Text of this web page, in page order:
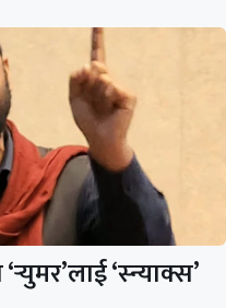
‘स्न्याक्स’